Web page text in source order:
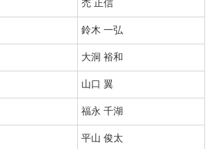
禿 正信
鈴木 一弘
大洞 裕和
山口 翼
福永 千湖
平山 俊太